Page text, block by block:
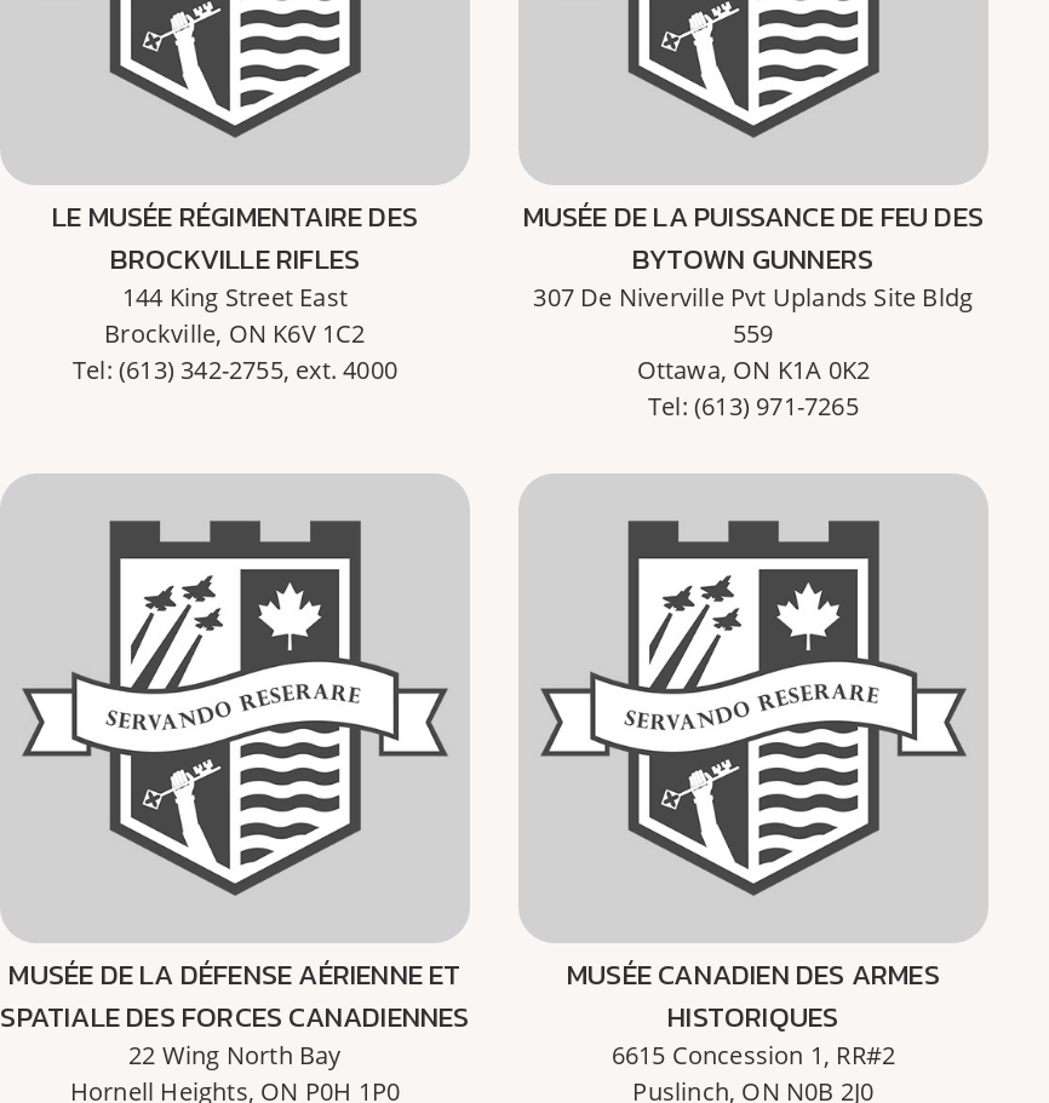
LE MUSÉE RÉGIMENTAIRE DES
BROCKVILLE RIFLES
144 King Street East
Brockville, ON K6V 1C2
Tel: (613) 342-2755, ext. 4000
MUSÉE DE LA PUISSANCE DE FEU DES
BYTOWN GUNNERS
307 De Niverville Pvt Uplands Site Bldg
559
Ottawa, ON K1A 0K2
Tel: (613) 971-7265
MUSÉE DE LA DÉFENSE AÉRIENNE ET
SPATIALE DES FORCES CANADIENNES
22 Wing North Bay
Hornell Heights, ON P0H 1P0
MUSÉE CANADIEN DES ARMES
HISTORIQUES
6615 Concession 1, RR#2
Puslinch, ON N0B 2J0